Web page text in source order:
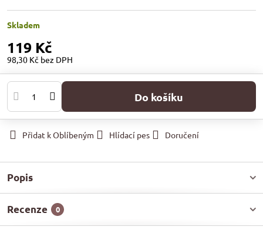
Skladem
119 Kč
98,30 Kč bez DPH
Do košíku
Přidat k Oblíbeným Hlídací pes Doručení
Popis
Recenze 0